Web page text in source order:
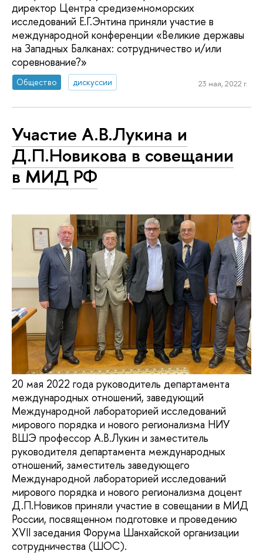
директор Центра средиземноморских
исследований Е.Г.Энтина приняли участие в
международной конференции «Великие державы
на Западных Балканах: сотрудничество и/или
соревнование?»
Общество дискуссии 23 мая, 2022 г.
Участие А.В.Лукина и
Д.П.Новикова в совещании
в МИД РФ
20 мая 2022 года руководитель департамента
международных отношений, заведующий
Международной лабораторией исследований
мирового порядка и нового регионализма НИУ
ВШЭ профессор А.В.Лукин и заместитель
руководителя департамента международных
отношений, заместитель заведующего
Международной лабораторией исследований
мирового порядка и нового регионализма доцент
Д.П.Новиков приняли участие в совещании в МИД
России, посвященном подготовке и проведению
XVII заседания Форума Шанхайской организации
сотрудничества (ШОС).